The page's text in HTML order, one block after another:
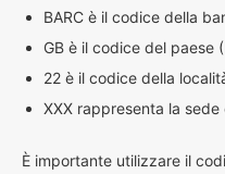
BARC è il codice della
GB è il codice del paese
22 è il codice della
XXX rappresenta la sede
È importante utilizzare il